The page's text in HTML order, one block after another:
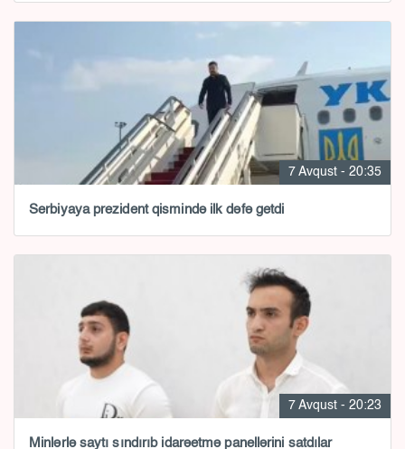
7 Avqust - 20:35
Serbiyaya prezident qismində ilk dəfə getdi
7 Avqust - 20:23
Minlərlə saytı sındırıb idarəetmə panellərini satdılar